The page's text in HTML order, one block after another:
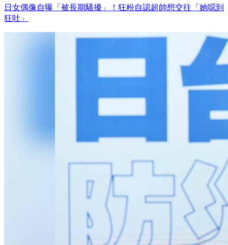
日女偶像自曝「被長期騷擾」！狂粉自認超帥想交往「她噁到
狂吐」